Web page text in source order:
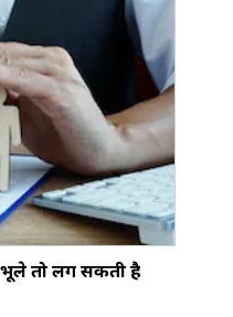
भूले तो लग सकती है